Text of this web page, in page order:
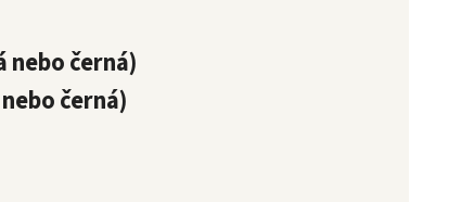
nebo černá)
černá)